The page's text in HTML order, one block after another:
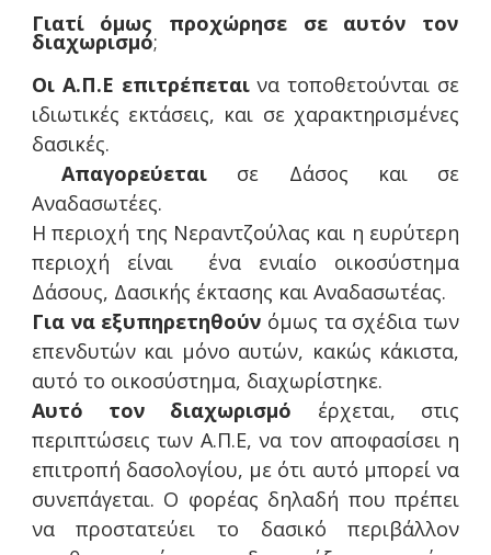
Γιατί όμως προχώρησε σε αυτόν τον
διαχωρισμό;
Οι Α.Π.Ε επιτρέπεταινα τοποθετούνται σε
ιδιωτικές εκτάσεις, και σε χαρακτηρισμένες
δασικές.
Απαγορεύεται σε Δάσος και σε
Αναδασωτέες.
Η περιοχή της Νεραντζούλας και η ευρύτερη
περιοχή είναι ένα ενιαίο οικοσύστημα
Δάσους, Δασικής έκτασης και Αναδασωτέας.
Για να εξυπηρετηθούν όμως τα σχέδια των
επενδυτών και μόνο αυτών, κακώς κάκιστα,
αυτό το οικοσύστημα, διαχωρίστηκε.
Αυτό τον διαχωρισμό έρχεται, στις
περιπτώσεις των Α.Π.Ε, να τον αποφασίσει η
επιτροπή δασολογίου, με ότι αυτό μπορεί να
συνεπάγεται. Ο φορέας δηλαδή που πρέπει
να προστατεύει το δασικό περιβάλλον